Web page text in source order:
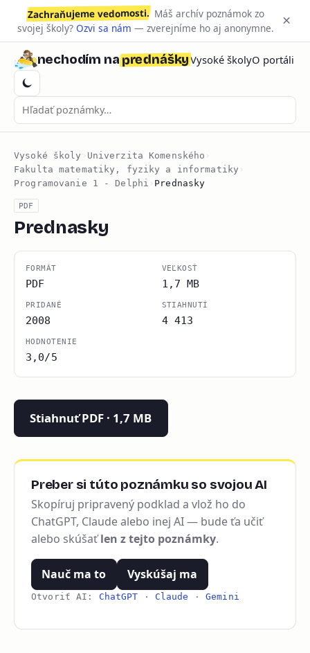
Zachraňujeme vedomosti. Máš archív poznámok zo
svojej školy? Ozvi sa nám — zverejníme ho aj anonymne. ×
nechodím naprednáškyVysoké školyO portáli
Vysoké školy › Univerzita Komenského ›
Fakulta matematiky, fyziky a informatiky ›
Programovanie 1 - Delphi › Prednasky
PDF
Prednasky
FORMÁT
PDF
VEĽKOSŤ
1,7 MB
PRIDANÉ
2008
STIAHNUTÍ
4 413
HODNOTENIE
3,0/5
Stiahnuť PDF · 1,7 MB
Preber si túto poznámku so svojou AI
Skopíruj pripravený podklad a vlož ho do
ChatGPT, Claude alebo inej AI — bude ťa učiť
alebo skúšaťlen z tejto poznámky.
Nauč ma to Vyskúšaj ma
Otvoriť AI: ChatGPT · Claude ·Gemini